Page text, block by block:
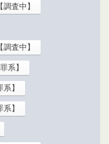
査中】
査中】
系】
】
】